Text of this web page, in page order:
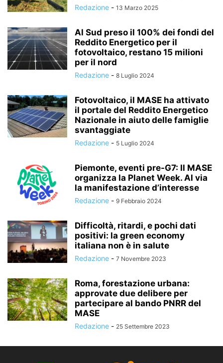
Redazione - 13 Marzo 2025
Al Sud preso il 100% dei fondi del
Reddito Energetico per il
fotovoltaico, restano 15 milioni
per il nord
Redazione - 8 Luglio 2024
Fotovoltaico, il MASE ha attivato
il portale del Reddito Energetico
Nazionale in aiuto delle famiglie
svantaggiate
Redazione - 5 Luglio 2024
Piemonte, eventi pre-G7: Il MASE
organizza la Planet Week. Al via
la manifestazione d’interesse
Redazione - 9 Febbraio 2024
Difficoltà, ritardi, e pochi dati
positivi: la green economy
italiana non è in salute
Redazione - 7 Novembre 2023
Roma, forestazione urbana:
approvate due delibere per
partecipare al bando PNRR del
MASE
Redazione - 25 Settembre 2023